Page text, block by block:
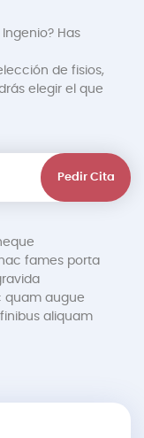
Has
de fisios,
elegir el que
Pedir Cita
fames porta
quam augue
aliquam